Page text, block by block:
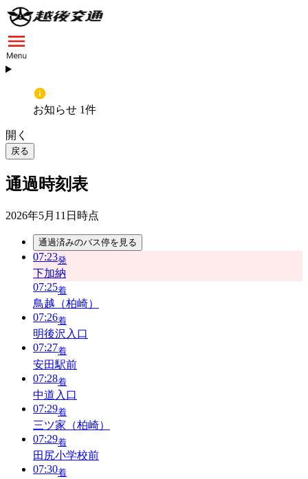
お知らせ 1件
開く
戻る
通過時刻表
2026年5月11日 時点
通過済みのバス停を見る
07:23発
下加納
07:25着
鳥越（柏崎）
07:26着
明後沢入口
07:27着
安田駅前
07:28着
中道入口
07:29着
三ツ家（柏崎）
07:29着
田尻小学校前
07:30着